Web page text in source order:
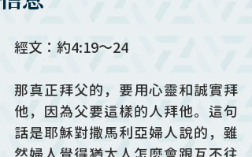
經文：約4:19～24
那真正拜父的，要用心靈和誠實拜
他，因為父要這樣的人拜他。這句
話是耶穌對撒馬利亞婦人說的，雖